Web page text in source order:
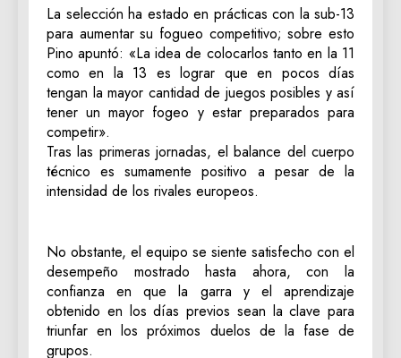
La selección ha estado en prácticas con la sub-13
para aumentar su fogueo competitivo; sobre esto
Pino apuntó: «La idea de colocarlos tanto en la 11
como en la 13 es lograr que en pocos días
tengan la mayor cantidad de juegos posibles y así
tener un mayor fogeo y estar preparados para
competir».
Tras las primeras jornadas, el balance del cuerpo
técnico es sumamente positivo a pesar de la
intensidad de los rivales europeos.
No obstante, el equipo se siente satisfecho con el
desempeño mostrado hasta ahora, con la
confianza en que la garra y el aprendizaje
obtenido en los días previos sean la clave para
triunfar en los próximos duelos de la fase de
grupos.